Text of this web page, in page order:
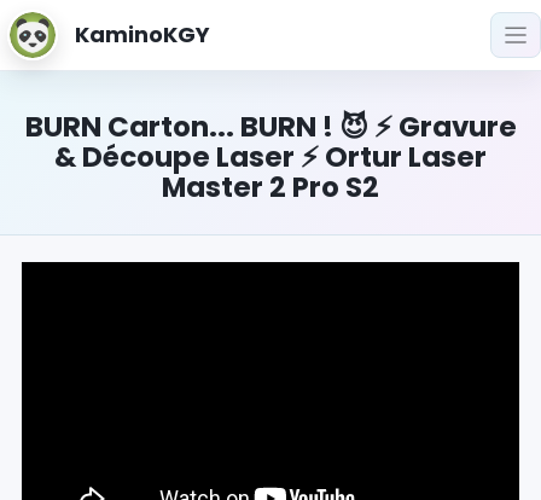
KaminoKGY
BURN Carton... BURN ! 😈 ⚡ Gravure
& Découpe Laser ⚡ Ortur Laser
Master 2 Pro S2